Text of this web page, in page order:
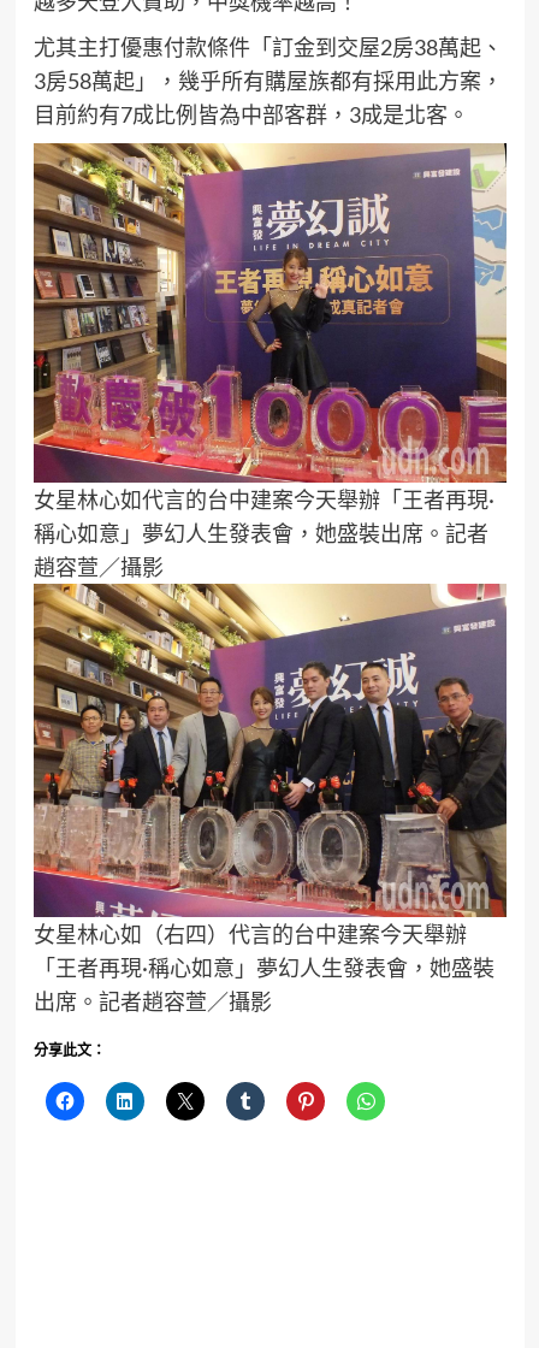
尤其主打優惠付款條件「訂金到交屋2房38萬起、
3房58萬起」，幾乎所有購屋族都有採用此方案，
目前約有7成比例皆為中部客群，3成是北客。
女星林心如代言的台中建案今天舉辦「王者再現·
稱心如意」夢幻人生發表會，她盛裝出席。記者
趙容萱／攝影
女星林心如（右四）代言的台中建案今天舉辦
「王者再現·稱心如意」夢幻人生發表會，她盛裝
出席。記者趙容萱／攝影
分享此文：